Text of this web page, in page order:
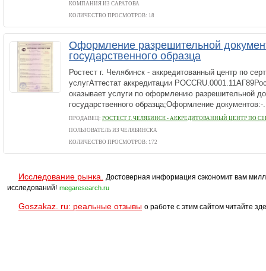
КОМПАНИЯ ИЗ САРАТОВА
КОЛИЧЕСТВО ПРОСМОТРОВ: 18
Оформление разрешительной
государственного образца
Ростест г. Челябинск - аккредитованный центр по
услугАттестат аккредитации
оказывает услуги по оформлению разрешительной
государственного образца;Оформление документов:-
ПРОДАВЕЦ: РОСТЕСТ Г. ЧЕЛЯБИНСК - АККРЕДИТОВАННЫЙ ЦЕНТР ПО
ПОЛЬЗОВАТЕЛЬ ИЗ ЧЕЛЯБИНСКА
КОЛИЧЕСТВО ПРОСМОТРОВ: 172
Исследование рынка.
Достоверная информация сэкономит вам
исследований! megaresearch.ru
Goszakaz. ru: реальные отзывы о работе с этим сайтом читайте